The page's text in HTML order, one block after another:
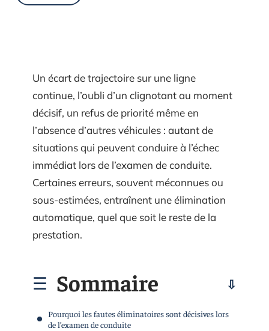
Un écart de trajectoire sur une ligne
continue, l’oubli d’un clignotant au moment
décisif, un refus de priorité même en
l’absence d’autres véhicules : autant de
situations qui peuvent conduire à l’échec
immédiat lors de l’examen de conduite.
Certaines erreurs, souvent méconnues ou
sous-estimées, entraînent une élimination
automatique, quel que soit le reste de la
prestation.
Sommaire
Pourquoi les fautes éliminatoires sont décisives lors
de l’examen de conduite